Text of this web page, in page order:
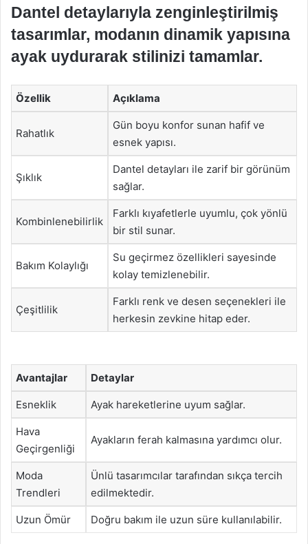
Dantel detaylarıyla zenginleştirilmiş
tasarımlar, modanın dinamik yapısına
ayak uydurarak stilinizi tamamlar.
Özellik Açıklama
Rahatlık
Gün boyu konfor sunan hafif ve
esnek yapısı.
Şıklık
Dantel detayları ile zarif bir görünüm
sağlar.
Kombinlenebilirlik
Farklı kıyafetlerle uyumlu, çok yönlü
bir stil sunar.
Bakım Kolaylığı
Su geçirmez özellikleri sayesinde
kolay temizlenebilir.
Çeşitlilik
Farklı renk ve desen seçenekleri ile
herkesin zevkine hitap eder.
Avantajlar Detaylar
Esneklik Ayak hareketlerine uyum sağlar.
Hava
Geçirgenliği
Ayakların ferah kalmasına yardımcı olur.
Moda
Trendleri
Ünlü tasarımcılar tarafından sıkça tercih
edilmektedir.
Uzun Ömür Doğru bakım ile uzun süre kullanılabilir.